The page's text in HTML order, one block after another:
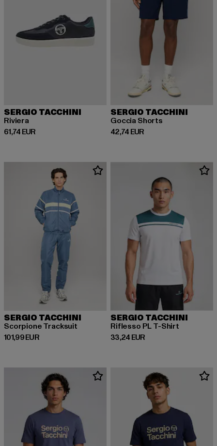
SERGIO TACCHINI
Riviera
61,74 EUR
Prix courant: 61,74 EUR
SERGIO TACCHINI
Goccia Shorts
42,74 EUR
Prix courant: 42,74 EUR
SERGIO TACCHINI
Scorpione Tracksuit
101,99 EUR
Prix courant: 101,99 EUR
SERGIO TACCHINI
Riflesso PL T-Shirt
33,24 EUR
Prix courant: 33,24 EUR